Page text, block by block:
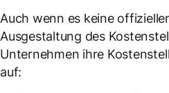
Auch wenn es keine
Ausgestaltung des
Unternehmen ihre
auf: